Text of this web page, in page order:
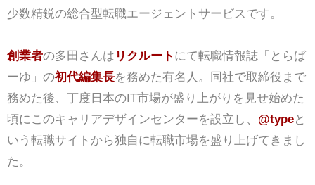
少数精鋭の総合型転職エージェントサービスです。
創業者の多田さんは リクルート にて転職情報誌「とらば
ーゆ」の初代編集長を務めた有名人。同社で取締役まで
務めた後、丁度日本のIT市場が盛り上がりを見せ始めた
頃にこのキャリアデザインセンターを設立し、 @typeと
いう転職サイトから独自に転職市場を盛り上げてきまし
た。